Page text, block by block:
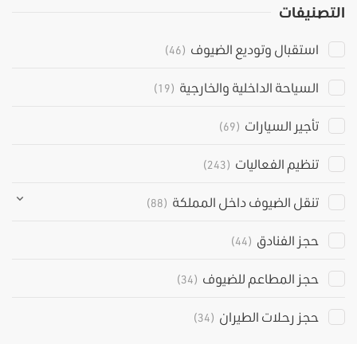
التصنيفات
استقبال وتوديع الضيوف (46)
السياحة الداخلية والخارجية (19)
تأجير السيارات (69)
تنظيم الفعاليات (243)
تنقل الضيوف داخل المملكة (88)
حجز الفنادق (44)
حجز المطاعم للضيوف (34)
حجز رحلات الطيران (34)